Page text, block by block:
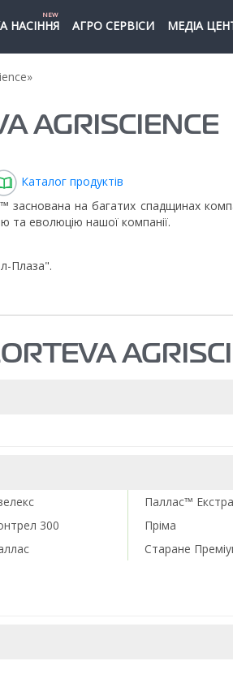
НАСІННЯ
NEW
АГРО СЕРВІСИ МЕДІА
AGRISCIENCE
Каталог продуктів
™ заснована на багатих спадщинах
та еволюцію нашої компанії.
Плаза".
300
Паллас™ Екстра
Пріма
Старане